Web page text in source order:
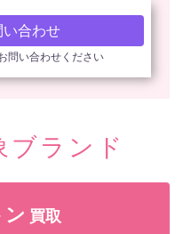
い合わせ
問い合わせください
ブランド
ン 買取